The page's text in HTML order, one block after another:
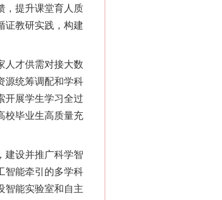
，提升课堂育人质
证教研实践，构建
才供需对接大数
源统筹调配和学科
开展学生学习全过
校毕业生高质量充
设并推广科学智
智能牵引的多学科
智能实验室和自主